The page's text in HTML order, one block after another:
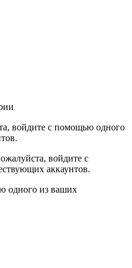
войдите с помощью одного
войдите с
аккаунтов.
одного из ваших